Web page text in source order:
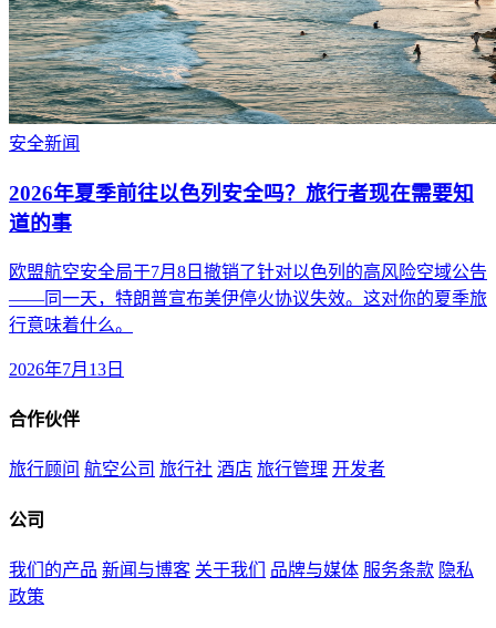
安全新闻
2026年夏季前往以色列安全吗？旅行者现在需要知
道的事
欧盟航空安全局于7月8日撤销了针对以色列的高风险空域公告
——同一天，特朗普宣布美伊停火协议失效。这对你的夏季旅
行意味着什么。
2026年7月13日
合作伙伴
旅行顾问 航空公司 旅行社 酒店 旅行管理 开发者
公司
我们的产品 新闻与博客 关于我们 品牌与媒体 服务条款 隐私
政策